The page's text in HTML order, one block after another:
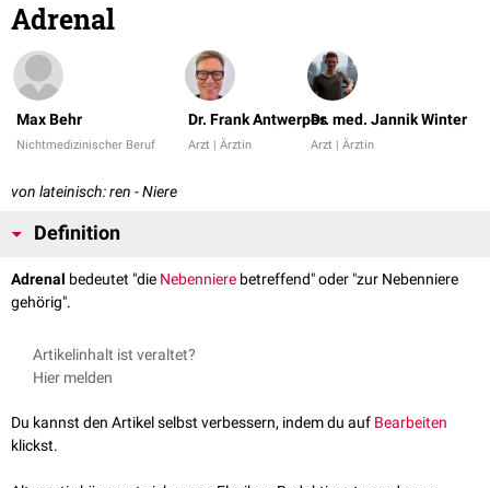
Adrenal
Max Behr
Nichtmedizinischer Beruf
Dr. Frank Antwerpes
Arzt | Ärztin
Dr. med. Jannik Winter
Arzt | Ärztin
von lateinisch: ren - Niere
Definition
Adrenal bedeutet "die Nebenniere betreffend" oder "zur Nebenniere
gehörig".
Artikelinhalt ist veraltet?
Hier melden
Du kannst den Artikel selbst verbessern, indem du auf Bearbeiten
klickst.